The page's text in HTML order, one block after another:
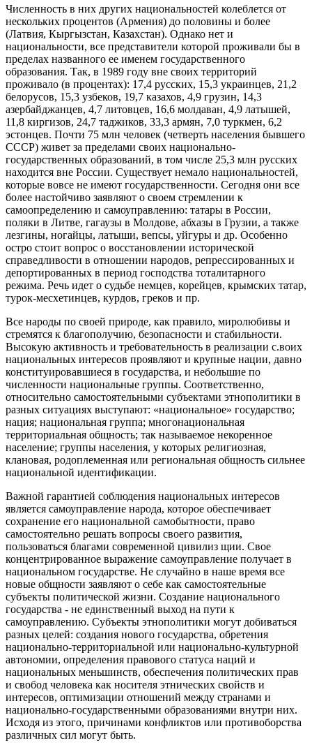
Численность в них других национальностей колеблется от
нескольких процентов (Армения) до половины и более
(Латвия, Кыргызстан, Казахстан). Однако нет и
национальности, все представители которой проживали бы в
пределах названного ее именем государственного
образования. Так, в 1989 году вне своих территорий
проживало (в процентах): 17,4 русских, 15,3 украинцев, 21,2
белорусов, 15,3 узбеков, 19,7 казахов, 4,9 грузин, 14,3
азербайджанцев, 4,7 литовцев, 16,6 молдаван, 4,9 латышей,
11,8 киргизов, 24,7 таджиков, 33,3 армян, 7,0 туркмен, 6,2
эстонцев. Почти 75 млн человек (четверть населения бывшего
СССР) живет за пределами своих национально-
государственных образований, в том числе 25,3 млн русских
находится вне России. Существует немало национальностей,
которые вовсе не имеют государственности. Сегодня они все
более настойчиво заявляют о своем стремлении к
самоопределению и самоуправлению: татары в России,
поляки в Литве, гагаузы в Молдове, абхазы в Грузии, а также
лезгины, ногайцы, латыши, вепсы, уйгуры и др. Особенно
остро стоит вопрос о восстановлении исторической
справедливости в отношении народов, репрессированных и
депортированных в период господства тоталитарного
режима. Речь идет о судьбе немцев, корейцев, крымских татар,
турок-месхетинцев, курдов, греков и пр.
Все народы по своей природе, как правило, миролюбивы и
стремятся к благополучию, безопасности и стабильности.
Высокую активность и требовательность в реализации с.воих
национальных интересов проявляют и крупные нации, давно
конституировавшиеся в государства, и небольшие по
численности национальные группы. Соответственно,
относительно самостоятельными субъектами этнополитики в
разных ситуациях выступают: «национальное» государство;
нация; национальная группа; многонациональная
территориальная общность; так называемое некоренное
население; группы населения, у которых религиозная,
клановая, родоплеменная или региональная общность сильнее
национальной идентификации.
Важной гарантией соблюдения национальных интересов
является самоуправление народа, которое обеспечивает
сохранение его национальной самобытности, право
самостоятельно решать вопросы своего развития,
пользоваться благами современной цивилиз щии. Свое
концентрированное выражение самоуправление получает в
национальном государстве. Не случайно в наше время все
новые общности заявляют о себе как самостоятельные
субъекты политической жизни. Создание национального
государства - не единственный выход на пути к
самоуправлению. Субъекты этнополитики могут добиваться
разных целей: создания нового государства, обретения
национально-территориальной или национально-культурной
автономии, определения правового статуса наций и
национальных меньшинств, обеспечения политических прав
и свобод человека как носителя этнических свойств и
интересов, оптимизации отношений между странами и
национально-государственными образованиями внутри них.
Исходя из этого, причинами конфликтов или противоборства
различных сил могут быть.